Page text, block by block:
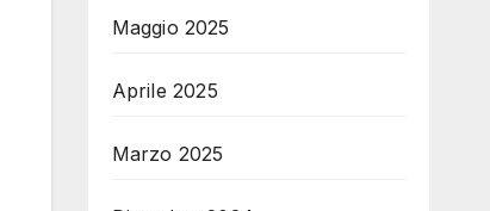
Maggio 2025
Aprile 2025
Marzo 2025